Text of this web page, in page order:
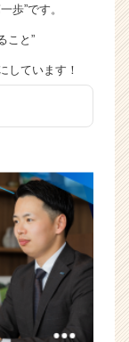
歩”です。
こと”
しています！